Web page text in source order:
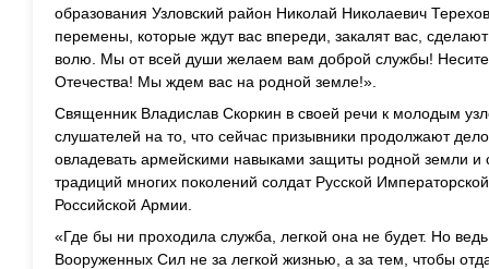
образования Узловский район Николай Николаевич
перемены, которые ждут вас впереди, закалят вас,
волю. Мы от всей души желаем вам доброй службы!
Отечества! Мы ждем вас на родной земле!».
Священник Владислав Скоркин в своей речи к молодым
слушателей на то, что сейчас призывники продолжают
овладевать армейскими навыками защиты родной земли и
традиций многих поколений солдат Русской
Российской Армии.
«Где бы ни проходила служба, легкой она не будет. Но
Вооруженных Сил не за легкой жизнью, а за тем, чтобы